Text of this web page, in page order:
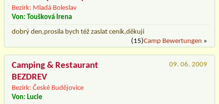
Bezirk: Mladá Boleslav
Von: Toušková Irena
dobrý den,prosila bych též zaslat ceník,děkuji
(15)Camp Bewertungen »
Camping & Restaurant
BEZDREV
Bezirk: České Budějovice
09. 06. 2009
Von: Lucie